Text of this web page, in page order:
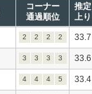
コーナー
通過順位
推定
上り
2 2 2 2 33.7
3 3 3 3 33.6
4 4 4 5 33.4